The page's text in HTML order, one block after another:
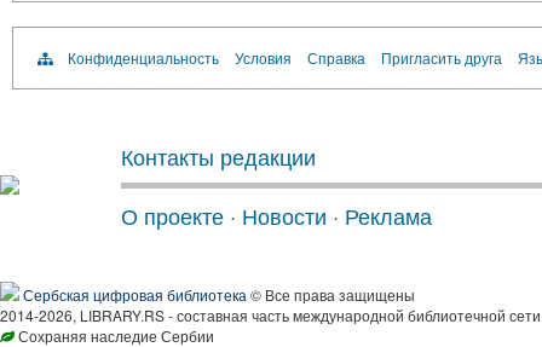
Конфиденциальность Условия Справка Пригласить друга
Контакты редакции
О проекте · Новости · Реклама
Сербская цифровая библиотека © Все права защищены
2014-2026, LIBRARY.RS - составная часть международной библиотечной
Сохраняя наследие Сербии